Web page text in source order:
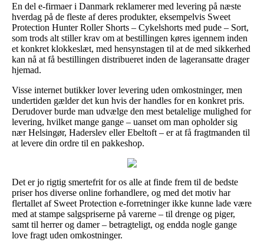
En del e-firmaer i Danmark reklamerer med levering på næste
hverdag på de fleste af deres produkter, eksempelvis Sweet
Protection Hunter Roller Shorts – Cykelshorts med pude – Sort,
som trods alt stiller krav om at bestillingen køres igennem inden
et konkret klokkeslæt, med hensynstagen til at de med sikkerhed
kan nå at få bestillingen distribueret inden de lageransatte drager
hjemad.
Visse internet butikker lover levering uden omkostninger, men
undertiden gælder det kun hvis der handles for en konkret pris.
Derudover burde man udvælge den mest betalelige mulighed for
levering, hvilket mange gange – uanset om man opholder sig
nær Helsingør, Haderslev eller Ebeltoft – er at få fragtmanden til
at levere din ordre til en pakkeshop.
Det er jo rigtig smertefrit for os alle at finde frem til de bedste
priser hos diverse online forhandlere, og med det motiv har
flertallet af Sweet Protection e-forretninger ikke kunne lade være
med at stampe salgspriserne på varerne – til drenge og piger,
samt til herrer og damer – betragteligt, og endda nogle gange
love fragt uden omkostninger.